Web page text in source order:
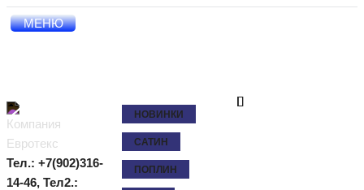
МЕНЮ
Тел.: +7(902)316-
14-46, Тел2.:
НОВИНКИ
САТИН
ПОПЛИН